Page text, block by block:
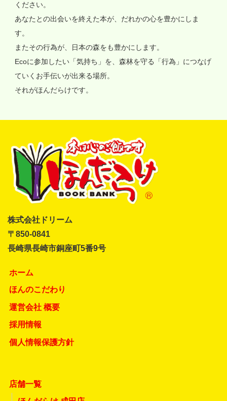
ください。
あなたとの出会いを終えた本が、だれかの心を豊かにしま
す。
またその行為が、日本の森をも豊かにします。
Ecoに参加したい「気持ち」を、森林を守る「行為」につなげ
ていくお手伝いが出来る場所。
それがほんだらけです。
株式会社ドリーム
〒850-0841
長崎県長崎市銅座町5番9号
ホーム
ほんのこだわり
運営会社 概要
採用情報
個人情報保護方針
店舗一覧